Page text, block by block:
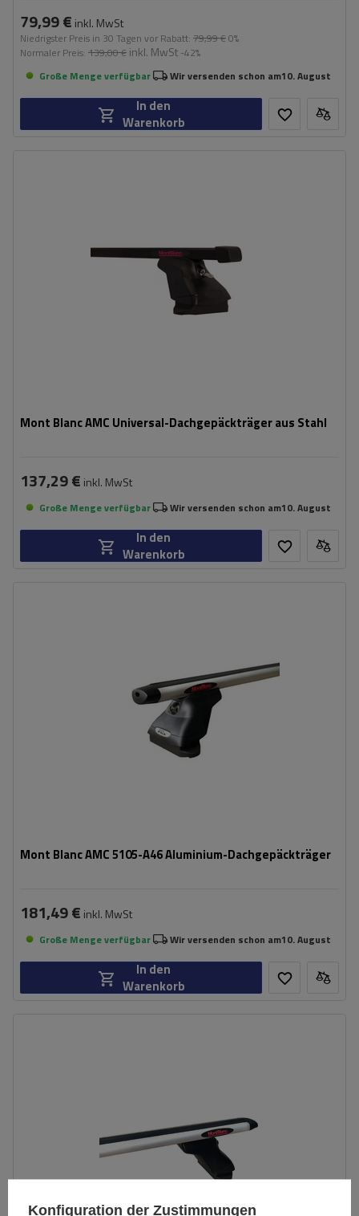
79,99 € inkl. MwSt
Niedrigster Preis in 30 Tagen vor Rabatt: 79,99 €0%
Normaler Preis: 139,00 € inkl. MwSt -42%
Große Menge verfügbar
Wir versenden schon am10. August
In den
Warenkorb
Mont Blanc AMC Universal-Dachgepäckträger aus Stahl
137,29 € inkl. MwSt
Große Menge verfügbar Wir versenden schon am10. August
In den
Warenkorb
Mont Blanc AMC 5105-A46 Aluminium-Dachgepäckträger
181,49 € inkl. MwSt
Große Menge verfügbar Wir versenden schon am10. August
In den
Warenkorb
Konfiguration der Zustimmungen